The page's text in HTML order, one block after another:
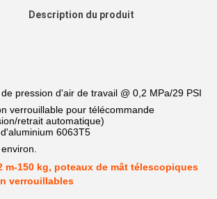
Description du produit
pression d'air de travail @ 0,2 MPa/29 PSI
verrouillable pour télécommande
retrait automatique)
6063T5
m-150 kg, poteaux de mât télescopiques
verrouillables